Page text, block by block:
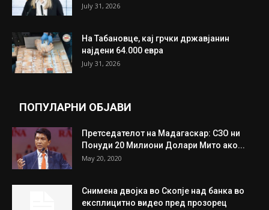
July 31, 2026
На Табановце, кај грчки државјанин
најдени 64.000 евра
July 31, 2026
ПОПУЛАРНИ ОБЈАВИ
Претседателот на Мадагаскар: СЗО ни
Понуди 20 Милиони Долари Мито ако...
May 20, 2020
Снимена двојка во Скопје над банка во
експлицитно видео пред прозорец